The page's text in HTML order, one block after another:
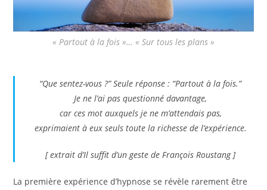
« Partout à la fois »… « Sur tous les plans »
“Que sentez-vous ?” Seule réponse : “Partout à la fois.”
Je ne l’ai pas questionné davantage,
car ces mot auxquels je ne m’attendais pas,
exprimaient à eux seuls toute la richesse de l’expérience.
[ extrait d’Il suffit d’un geste de François Roustang ]
La première expérience d’hypnose se révèle rarement être